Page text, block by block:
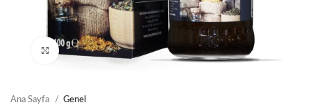
Büyütmek için tıklayın
Ana Sayfa Genel